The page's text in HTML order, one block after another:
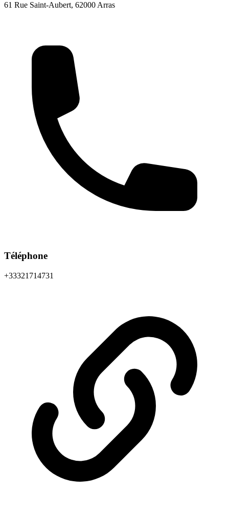
61 Rue Saint-Aubert, 62000 Arras
Téléphone
+33321714731